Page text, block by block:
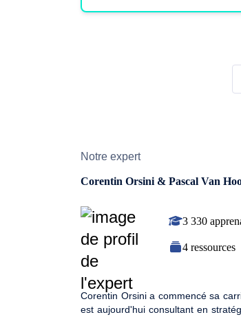
Notre expert
Corentin Orsini & Pascal Van
3 330
4 ressources
Corentin Orsini a commencé sa
est aujourd'hui consultant en